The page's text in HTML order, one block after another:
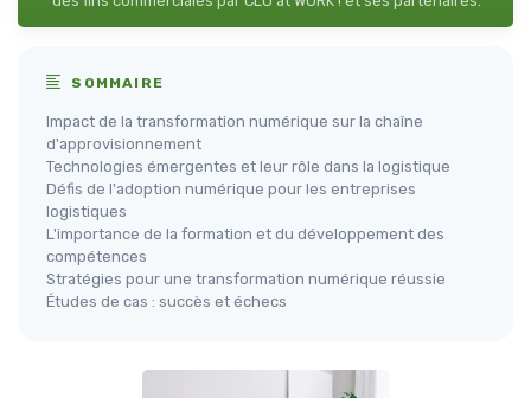
SOMMAIRE
Impact de la transformation numérique sur la chaîne
d'approvisionnement
Technologies émergentes et leur rôle dans la logistique
Défis de l'adoption numérique pour les entreprises
logistiques
L'importance de la formation et du développement des
compétences
Stratégies pour une transformation numérique réussie
Études de cas : succès et échecs